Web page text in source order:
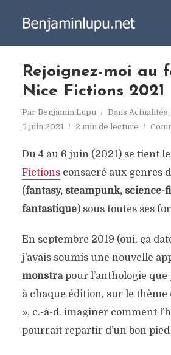
Rejoignez-moi au
Nice Fictions 2021
Par Benjamin Lupu Dans Actualités,
5 juin 2021
2 min de lecture
Du 4 au 6 juin (2021) se tient
Fictionsconsacré aux genres
(fantasy, steampunk, science-
fantastique) sous toutes ses
En septembre 2019 (oui, ça
j’avais soumis une nouvelle
monstrapour l’anthologie que
à chaque édition, sur le thème
», c.-à-d. imaginer comment
pourrait repartir d’un bon